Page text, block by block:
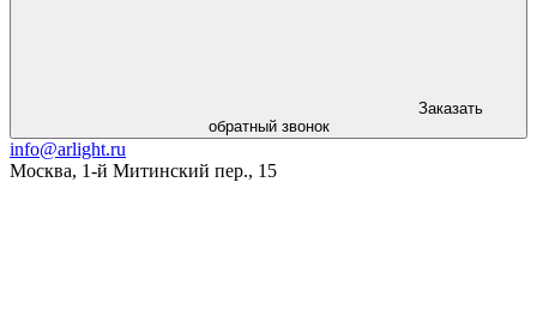
Заказать
обратный звонок
info@arlight.ru
Москва, 1-й Митинский пер., 15